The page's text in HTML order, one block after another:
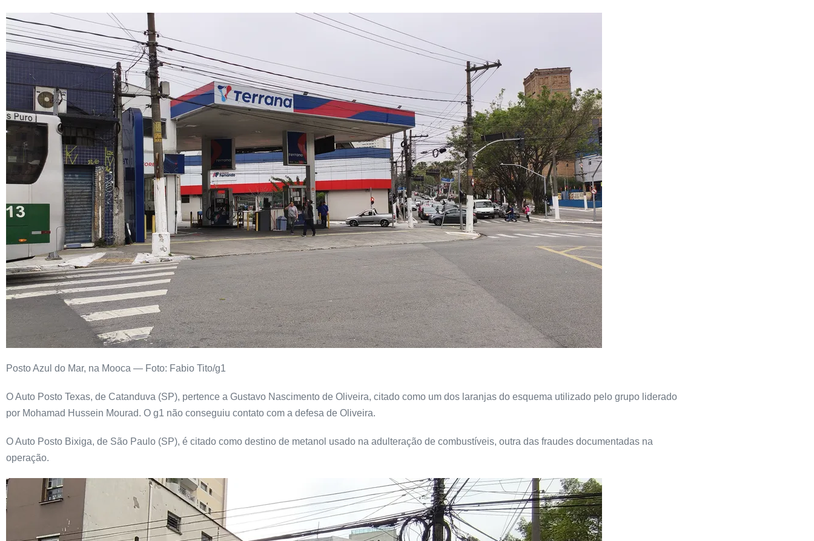
Posto Azul do Mar, na Mooca — Foto: Fabio Tito/g1
O Auto Posto Texas, de Catanduva (SP), pertence a Gustavo Nascimento de Oliveira, citado como um dos laranjas do esquema utilizado pelo grupo liderado
por Mohamad Hussein Mourad. O g1 não conseguiu contato com a defesa de Oliveira.
O Auto Posto Bixiga, de São Paulo (SP), é citado como destino de metanol usado na adulteração de combustíveis, outra das fraudes documentadas na
operação.